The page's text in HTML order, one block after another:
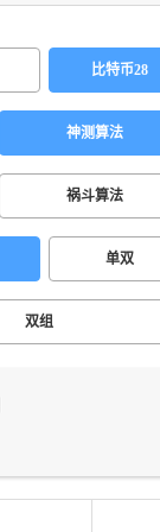
比特币28
神测算法
祸斗算法
单双
双组